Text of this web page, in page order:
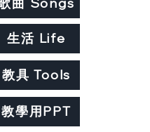
教具 Tools
生活 Life
教學用PPT